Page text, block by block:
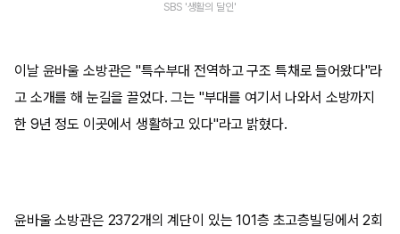
SBS '생활의 달인'
이날 윤바울 소방관은 "특수부대 전역하고 구조 특채로 들어왔다"라
고 소개를 해 눈길을 끌었다. 그는 "부대를 여기서 나와서 소방까지
한 9년 정도 이곳에서 생활하고 있다"라고 밝혔다.
윤바울 소방관은 2372개의 계단이 있는 101층 초고층빌딩에서 2회